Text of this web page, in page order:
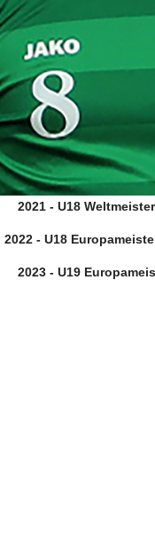
2021 - U18
2022 - U18
2023 - U19